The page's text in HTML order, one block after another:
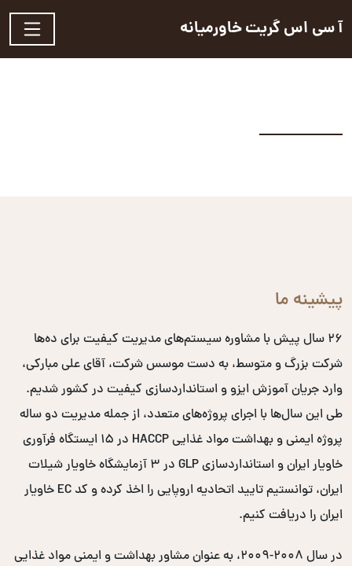
آ سی اس گریت خاورمیانه
پیشینه ما
۲۶ سال پیش با مشاوره سیستم‌های مدیریت کیفیت برای ده‌ها
شرکت بزرگ و متوسط، به دست موسس شرکت، آقای علی مبارکی،
وارد جریان آموزش ایزو و استانداردسازی کیفیت در کشور شدیم.
طی این سال‌ها با اجرای پروژه‌های متعدد، از جمله مدیریت دو ساله
پروژه ایمنی و بهداشت مواد غذایی HACCP در ۱۵ ایستگاه فرآوری
خاویار ایران و استانداردسازی GLP در ۳ آزمایشگاه خاویار شیلات
ایران، توانستیم تایید اتحادیه اروپایی را اخذ کرده و کد EC خاویار
ایران را دریافت کنیم.
در سال ۲۰۰۸-۲۰۰۹، به عنوان مشاور بهداشت و ایمنی مواد غذایی